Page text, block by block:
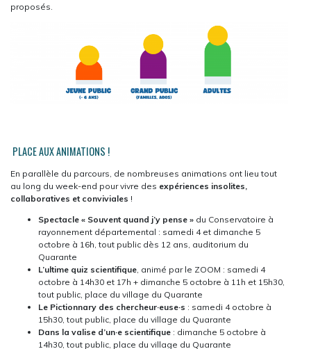
proposés.
PLACE AUX ANIMATIONS !
En parallèle du parcours, de nombreuses animations ont lieu tout
au long du week-end pour vivre des expériences insolites,
collaboratives et conviviales !
Spectacle « Souvent quand j’y pense » du Conservatoire à
rayonnement départemental : samedi 4 et dimanche 5
octobre à 16h, tout public dès 12 ans, auditorium du
Quarante
L’ultime quiz scientifique, animé par le ZOOM : samedi 4
octobre à 14h30 et 17h + dimanche 5 octobre à 11h et 15h30,
tout public, place du village du Quarante
Le Pictionnary des chercheur·euse·s : samedi 4 octobre à
15h30, tout public, place du village du Quarante
Dans la valise d’un·e scientifique : dimanche 5 octobre à
14h30, tout public, place du village du Quarante